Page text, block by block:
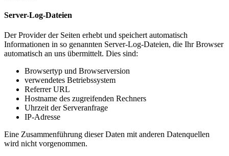
Server-Log-Dateien
Der Provider der Seiten erhebt und speichert automatisch
Informationen in so genannten Server-Log-Dateien, die Ihr Browser
automatisch an uns übermittelt. Dies sind:
Browsertyp und Browserversion
verwendetes Betriebssystem
Referrer URL
Hostname des zugreifenden Rechners
Uhrzeit der Serveranfrage
IP-Adresse
Eine Zusammenführung dieser Daten mit anderen Datenquellen
wird nicht vorgenommen.